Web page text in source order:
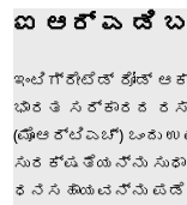
ಐ ಆರ್ ಎ ಡಿ
ಇಂಟಿಗ್ರೇಟೆಡ್ ರೋಡ್
ಭಾರತ ಸರ್ಕಾರದ
(ಮೊಆರ್‌ಟಿಎಚ್) ಒಂದು
ಸುರಕ್ಷತೆಯನ್ನು
ಧನಸಹಾಯವನ್ನು